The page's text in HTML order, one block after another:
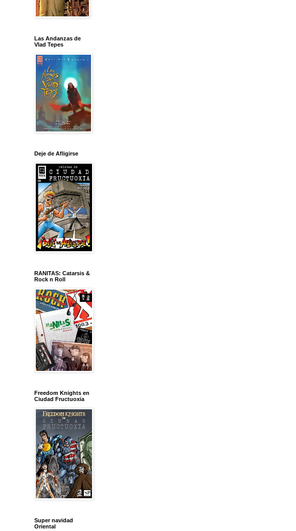
Las Andanzas de
Vlad Tepes
Deje de Afligirse
RANITAS: Catarsis &
Rock n Roll
Freedom Knights en
Ciudad Fructuoxia
Super navidad
Oriental